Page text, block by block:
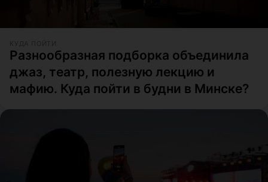
Разнообразная подборка объединила
джаз, театр, полезную лекцию и
мафию. Куда пойти в будни в Минске?